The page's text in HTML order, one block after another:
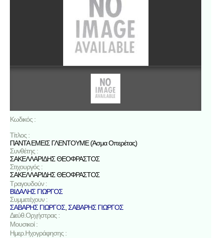
Κωδικός :
Τίτλος :
ΠΑΝΤΑ ΕΜΕΙΣ ΓΛΕΝΤΟΥΜΕ (Άσμα Οπερέτας)
Συνθέτης :
ΣΑΚΕΛΛΑΡΙΔΗΣ ΘΕΟΦΡΑΣΤΟΣ
Στιχουργός :
ΣΑΚΕΛΛΑΡΙΔΗΣ ΘΕΟΦΡΑΣΤΟΣ
Τραγουδούν :
ΒΙΔΑΛΗΣ ΓΙΩΡΓΟΣ
Συμμετέχουν :
ΣΑΒΑΡΗΣ ΓΙΩΡΓΟΣ ΣΑΒΑΡΗΣ ΓΙΩΡΓΟΣ
Διεύθ.Ορχήστρας :
Μουσικοί :
Ημερ.Ηχογράφησης :